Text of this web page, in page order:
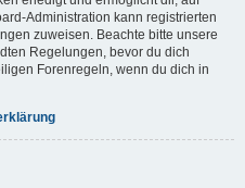
Administration kann registrierten
zuweisen. Beachte bitte unsere
Regelungen, bevor du dich
Forenregeln, wenn du dich in